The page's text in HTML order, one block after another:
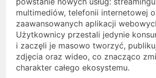
multimediów, telefonii internetowej
zaawansowanych aplikacji
Użytkownicy przestali jedynie
i zaczęli je masowo tworzyć,
zdjęcia oraz wideo, co znacząco
charakter całego ekosystemu.